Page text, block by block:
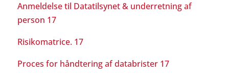
Anmeldelse til Datatilsynet & underretning af
person 17
Risikomatrice. 17
Proces for håndtering af databrister 17